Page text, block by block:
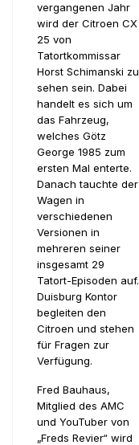
vergangenen Jahr
wird der Citroen CX
25 von
Tatortkommissar
Horst Schimanski zu
sehen sein. Dabei
handelt es sich um
das Fahrzeug,
welches Götz
George 1985 zum
ersten Mal enterte.
Danach tauchte der
Wagen in
verschiedenen
Versionen in
mehreren seiner
insgesamt 29
Tatort-Episoden auf.
Duisburg Kontor
begleiten den
Citroen und stehen
für Fragen zur
Verfügung.
Fred Bauhaus,
Mitglied des AMC
und YouTuber von
„Freds Revier“ wird